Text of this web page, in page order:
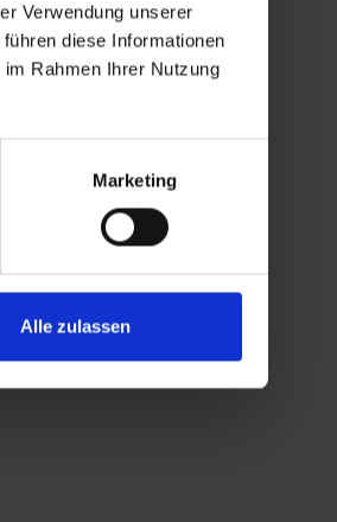
Verwendung unserer
diese Informationen
Rahmen Ihrer Nutzung
Marketing
Alle zulassen
ELKA PVC
Heavy,
600g/m²,
PVC-Top
Beschichtung,
15.000mm
H2O